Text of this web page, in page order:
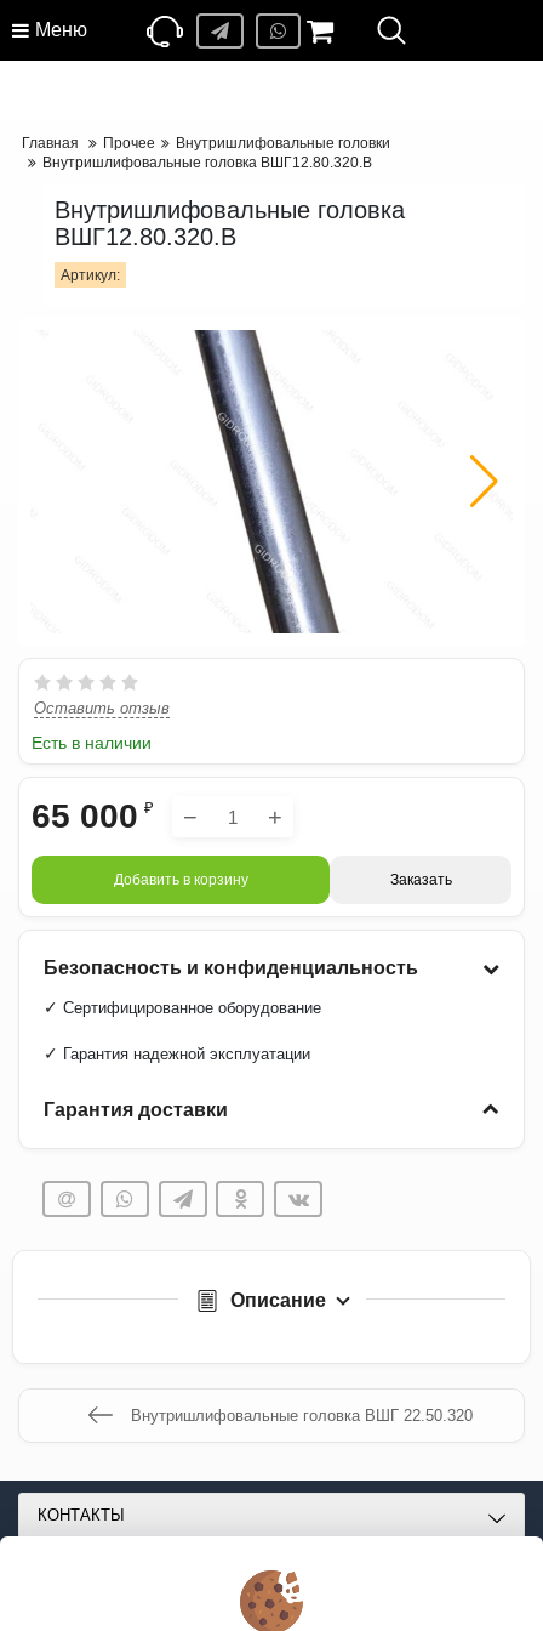
Меню
Главная Прочее
Внутришлифовальные головки
Внутришлифовальные головка ВШГ12.80.320.В
Внутришлифовальные головка
ВШГ12.80.320.В
Артикул:
Оставить отзыв
Есть в наличии
65 000 ₽ − +
Добавить в корзину Заказать
Безопасность и конфиденциальность
✓ Сертифицированное оборудование
✓ Гарантия надежной эксплуатации
Гарантия доставки
Описание
Внутришлифовальные головка ВШГ 22.50.320
КОНТАКТЫ